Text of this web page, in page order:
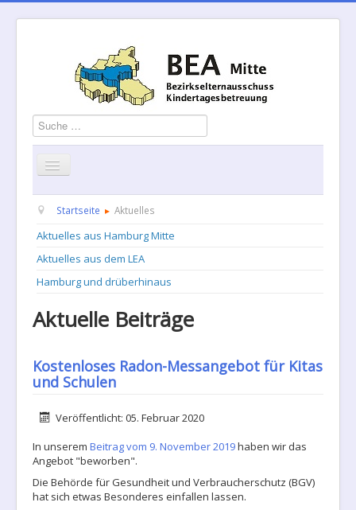
Suchen
Startseite Über uns
GBS
Geschäftsordnung
Startseite Aktuelles
Aktuelles aus Hamburg Mitte
Aktuelles aus dem LEA
Hamburg und drüberhinaus
Aktuelle Beiträge
Kostenloses Radon-Messangebot für Kitas
und Schulen
DetailsVeröffentlicht: 05. Februar 2020
In unserem Beitrag vom 9. November 2019haben wir das
Angebot "beworben".
Die Behörde für Gesundheit und Verbraucherschutz (BGV)
hat sich etwas Besonderes einfallen lassen.